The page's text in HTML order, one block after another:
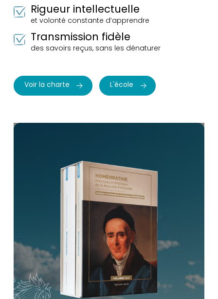
Rigueur intellectuelle
et volonté constante d’apprendre
Transmission fidèle
des savoirs reçus, sans les dénaturer
Voir la charte L'école